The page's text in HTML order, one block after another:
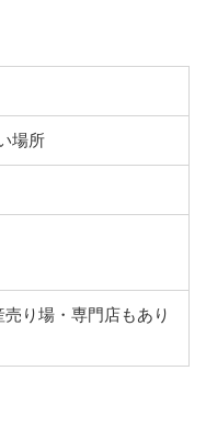
場所
り場・専門店もあり